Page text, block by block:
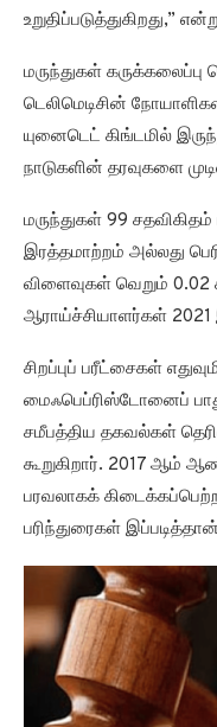
உறுதிப்படுத்துகிறது,”
மருந்துகள்
டெலிமெடிசின்
யுனைடெட் கிங்டமில்
நாடுகளின் தரவுகளை
மருந்துகள் 99
இரத்தமாற்றம் அல்லது
விளைவுகள் வெறும் 0.02
ஆராய்ச்சியாளர்கள் 2021
சிறப்புப் பரீட்சைகள்
மைஃபெப்ரிஸ்டோனைப்
சமீபத்திய தகவல்கள்
கூறுகிறார். 2017 ஆம்
பரவலாகக்
பரிந்துரைகள்